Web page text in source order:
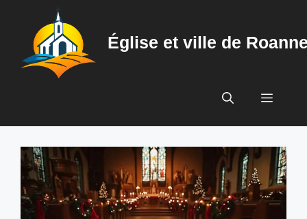
contenu
Église et ville de
Menu